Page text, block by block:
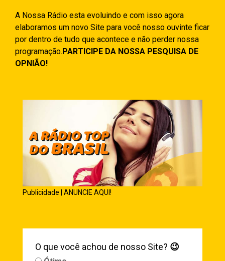
A Nossa Rádio esta evoluindo e com isso agora
elaboramos um novo Site para você nosso ouvinte ficar
por dentro de tudo que acontece e não perder nossa
programação. PARTICIPE DA NOSSA PESQUISA DE
OPNIÃO!
Publicidade | ANUNCIE AQUI!
O que você achou de nosso Site? 😉